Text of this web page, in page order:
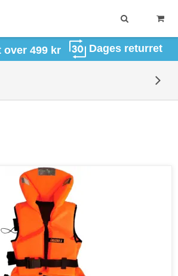
499 kr Dages returret